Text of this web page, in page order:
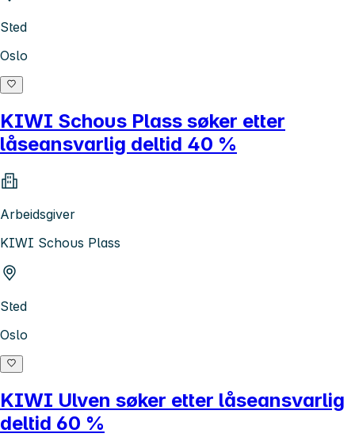
Sted
Oslo
KIWI Schous Plass søker etter
låseansvarlig deltid 40 %
Arbeidsgiver
KIWI Schous Plass
Sted
Oslo
KIWI Ulven søker etter låseansvarlig
deltid 60 %